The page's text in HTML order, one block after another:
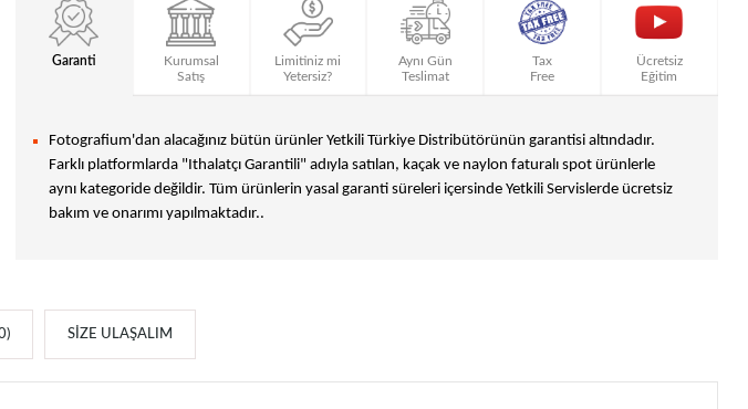
Garanti
Kurumsal
Satış
Limitiniz mi
Yetersiz?
Aynı Gün
Teslimat
Tax
Free
Ücretsiz
Eğitim
Fotografium'dan alacağınız bütün ürünler Yetkili Türkiye Distribütörünün garantisi altındadır.
Farklı platformlarda "Ithalatçı Garantili" adıyla satılan, kaçak ve naylon faturalı spot ürünlerle
aynı kategoride değildir. Tüm ürünlerin yasal garanti süreleri içersinde Yetkili Servislerde ücretsiz
bakım ve onarımı yapılmaktadır..
SIZE ULAŞALIM